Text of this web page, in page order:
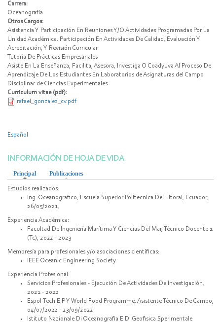
Carrera:
Oceanografía
Otros Cargos:
Asistencia Y Participación En Reuniones Y/O Actividades Programadas Por La
Unidad Académica. Participación En Actividades De Calidad, Evaluación Y
Acreditación, Y Revisión Curricular
Tutoría De Prácticas Empresariales
Asiste En La Enseñanza, Facilita, Asesora, Investiga O Coadyuva Al Proceso De
Aprendizaje De Los Estudiantes En Laboratorios de Asignaturas del Campo
Disciplinar de Ciencias Experimentales
Curriculum vitae (pdf):
rafael_gonzalez_cv.pdf
Español
INFORMACIÓN DE HOJA DE VIDA
Principal (active tab)
Publicaciones
Estudios realizados:
Ing. Oceanografico, Escuela Superior Politecnica Del Litoral, Ecuador,
26/05/2021,
Experiencia Académica:
Facultad De Ingeniería Marítima Y Ciencias Del Mar, Técnico Docente 1
(Tc), 2022 - 2023
Membresía para profesionales y/o asociaciones científicas:
IEEE Oceanic Engineering Society
Experiencia Profesional:
Servicios Profesionales - Ejecución De Actividades De Investigación,
2021 - 2022
Espol-Tech E.P Y World Food Programme, Asistente Técnico De Campo,
04/07/2022 - 23/09/2022
Istituto Nazionale Di Oceanografia E Di Geofisica Sperimentale